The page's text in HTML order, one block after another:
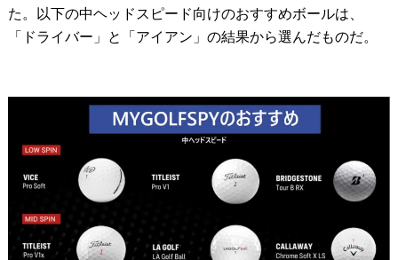
た。以下の中ヘッドスピード向けのおすすめボールは、
「ドライバー」と「アイアン」の結果から選んだものだ。